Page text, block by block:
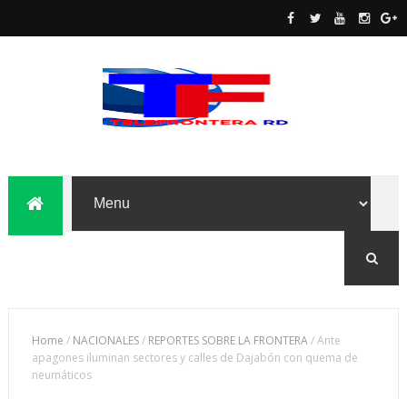
Home / NACIONALES/ REPORTES SOBRE LA FRONTERA/Ante
apagones iluminan sectores y calles de Dajabón con quema de
neumáticos